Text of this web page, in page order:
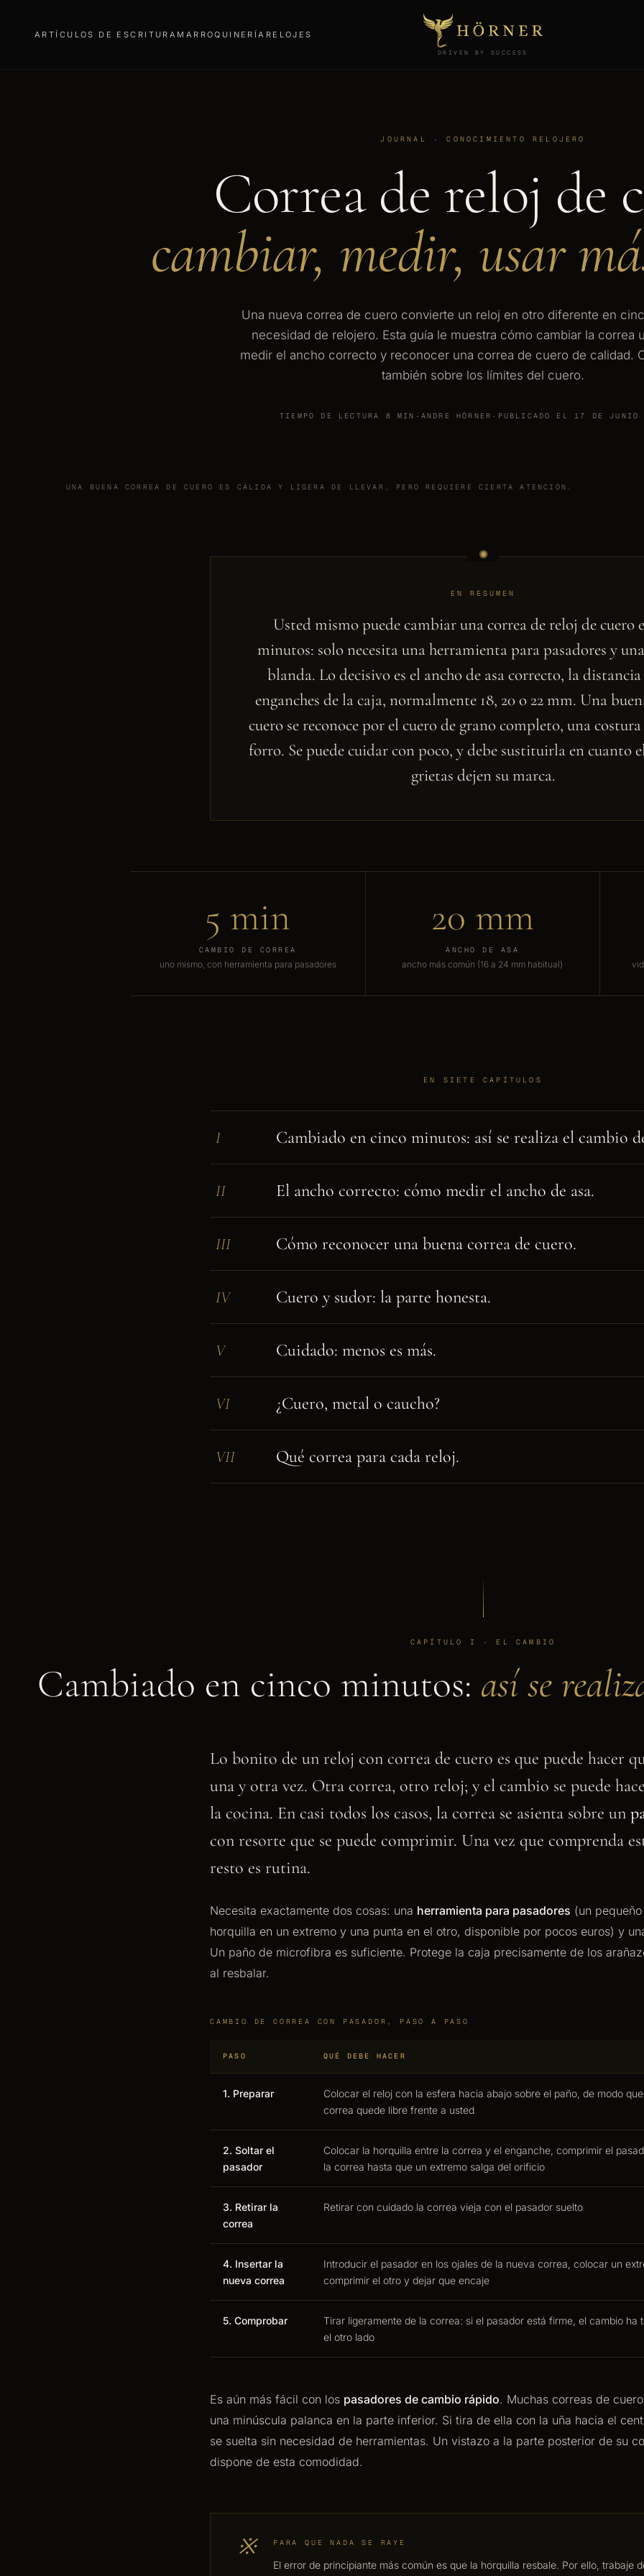
ARTÍCULOS DE ESCRITURA MARROQUINERÍA RELOJES
DRIVEN BY SUCCESS
JOURNAL · CONOCIMIENTO RELOJERO
Correa de reloj de
cambiar, medir, usar
Una nueva correa de cuero convierte un reloj en otro diferente en
necesidad de relojero. Esta guía le muestra cómo cambiar la correa
medir el ancho correcto y reconocer una correa de cuero de calidad.
también sobre los límites del cuero.
TIEMPO DE LECTURA 8 MIN · ANDRE HÖRNER · PUBLICADO EL 17 DE JUNIO
UNA BUENA CORREA DE CUERO ES CÁLIDA Y LIGERA DE LLEVAR, PERO REQUIERE CIERTA ATENCIÓN.
EN RESUMEN
Usted mismo puede cambiar una correa de reloj de cuero
minutos: solo necesita una herramienta para pasadores y
blanda. Lo decisivo es el ancho de asa correcto, la
enganches de la caja, normalmente 18, 20 o 22 mm. Una
cuero se reconoce por el cuero de grano completo, una
forro. Se puede cuidar con poco, y debe sustituirla en cuanto
grietas dejen su marca.
5 min
CAMBIO DE CORREA
uno mismo, con herramienta para pasadores
20 mm
ANCHO DE ASA
ancho más común (16 a 24 mm habitual)
EN SIETE CAPÍTULOS
I Cambiado en cinco minutos: así se realiza el cambio
II El ancho correcto: cómo medir el ancho de asa.
III Cómo reconocer una buena correa de cuero.
IV Cuero y sudor: la parte honesta.
V Cuidado: menos es más.
VI ¿Cuero, metal o caucho?
VII Qué correa para cada reloj.
CAPÍTULO I · EL CAMBIO
Cambiado en cinco minutos: así se
Lo bonito de un reloj con correa de cuero es que puede hacer
una y otra vez. Otra correa, otro reloj; y el cambio se puede
la cocina. En casi todos los casos, la correa se asienta sobre un
con resorte que se puede comprimir. Una vez que comprenda
resto es rutina.
Necesita exactamente dos cosas: una herramienta para pasadores (un
horquilla en un extremo y una punta en el otro, disponible por pocos euros) y
Un paño de microfibra es suficiente. Protege la caja precisamente de los
al resbalar.
CAMBIO DE CORREA CON PASADOR, PASO A PASO
PASO QUÉ DEBE HACER
1. Preparar
Colocar el reloj con la esfera hacia abajo sobre el paño, de modo
correa quede libre frente a usted
2. Soltar el
pasador
Colocar la horquilla entre la correa y el enganche, comprimir el
la correa hasta que un extremo salga del orificio
3. Retirar la
correa
Retirar con cuidado la correa vieja con el pasador suelto
4. Insertar la
nueva correa
Introducir el pasador en los ojales de la nueva correa, colocar un
comprimir el otro y dejar que encaje
5. Comprobar
Tirar ligeramente de la correa: si el pasador está firme, el cambio ha
el otro lado
Es aún más fácil con los pasadores de cambio rápido. Muchas correas de
una minúscula palanca en la parte inferior. Si tira de ella con la uña hacia el
se suelta sin necesidad de herramientas. Un vistazo a la parte posterior de su
dispone de esta comodidad.
※ PARA QUE NADA SE RAYE
El error de principiante más común es que la horquilla resbale. Por ello, trabaje